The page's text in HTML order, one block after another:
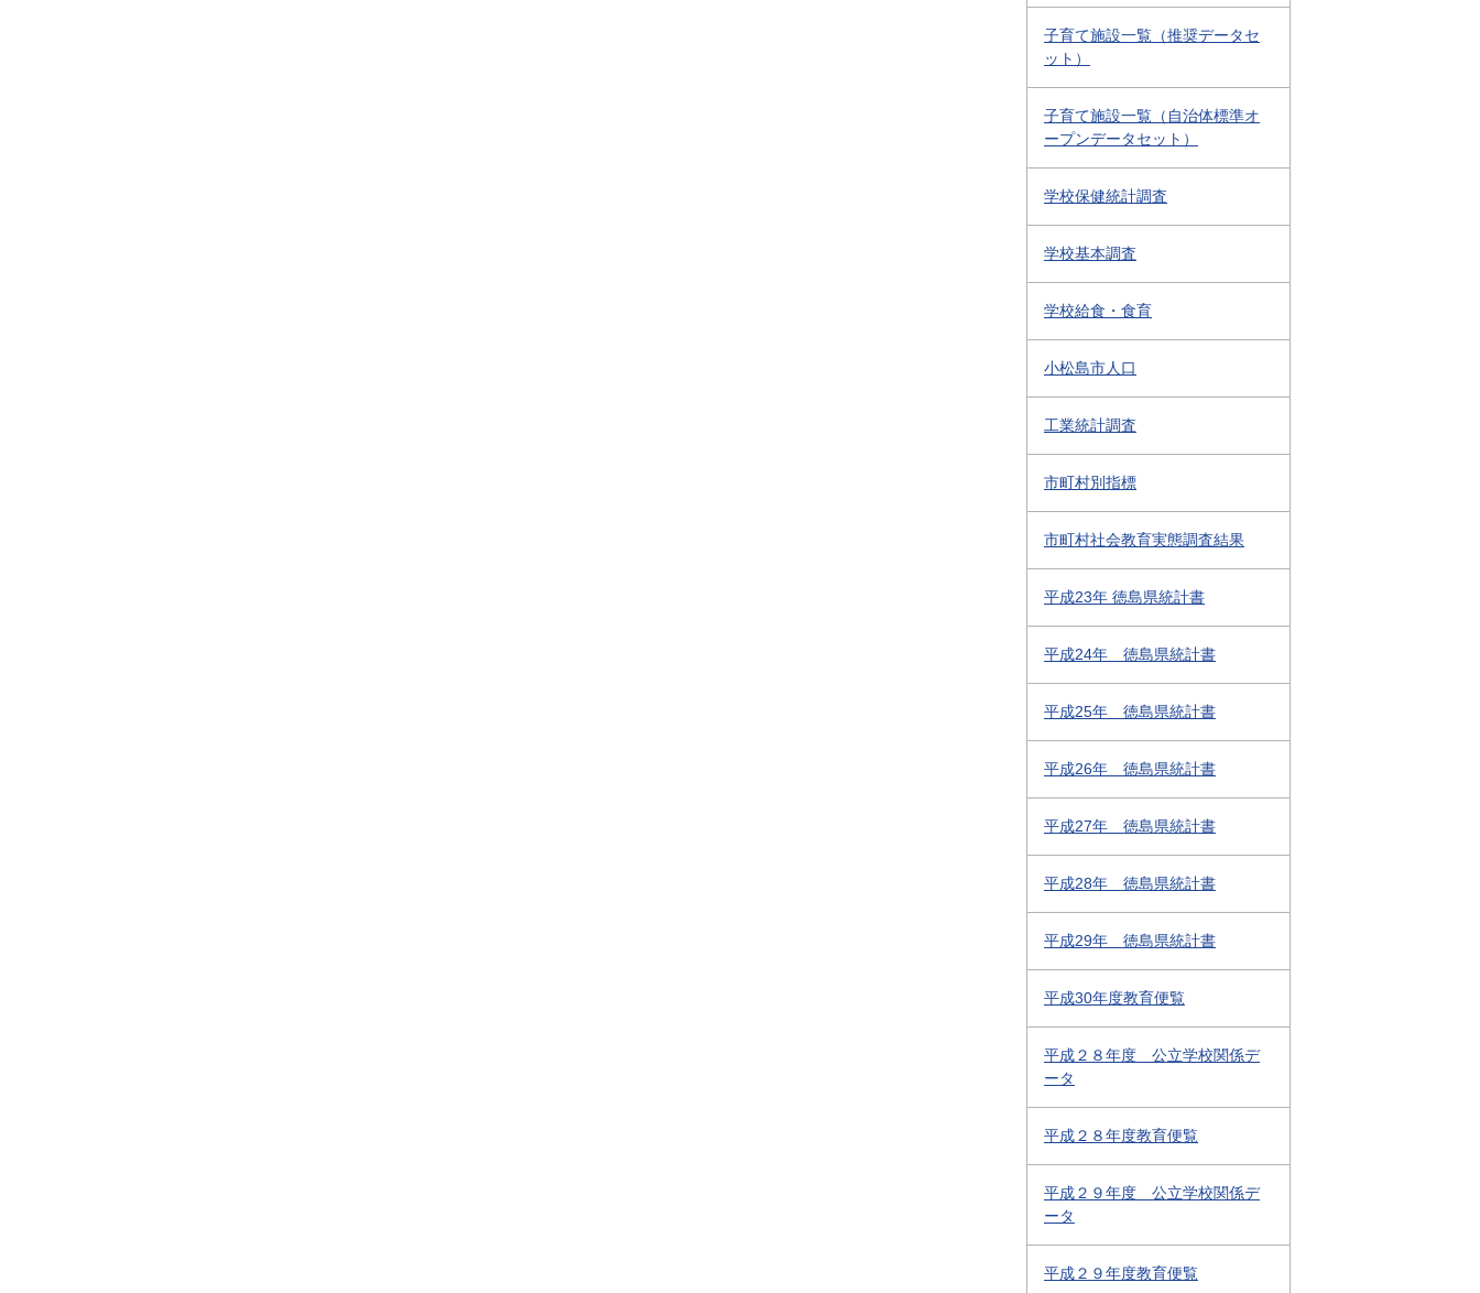
子育て施設一覧（推奨データセ
ット）
子育て施設一覧（自治体標準オ
ープンデータセット）
学校保健統計調査
学校基本調査
学校給食・食育
小松島市人口
工業統計調査
市町村別指標
市町村社会教育実態調査結果
平成23年 徳島県統計書
平成24年 徳島県統計書
平成25年 徳島県統計書
平成26年 徳島県統計書
平成27年 徳島県統計書
平成28年 徳島県統計書
平成29年 徳島県統計書
平成30年度教育便覧
平成２８年度 公立学校関係デ
ータ
平成２８年度教育便覧
平成２９年度 公立学校関係デ
ータ
平成２９年度教育便覧